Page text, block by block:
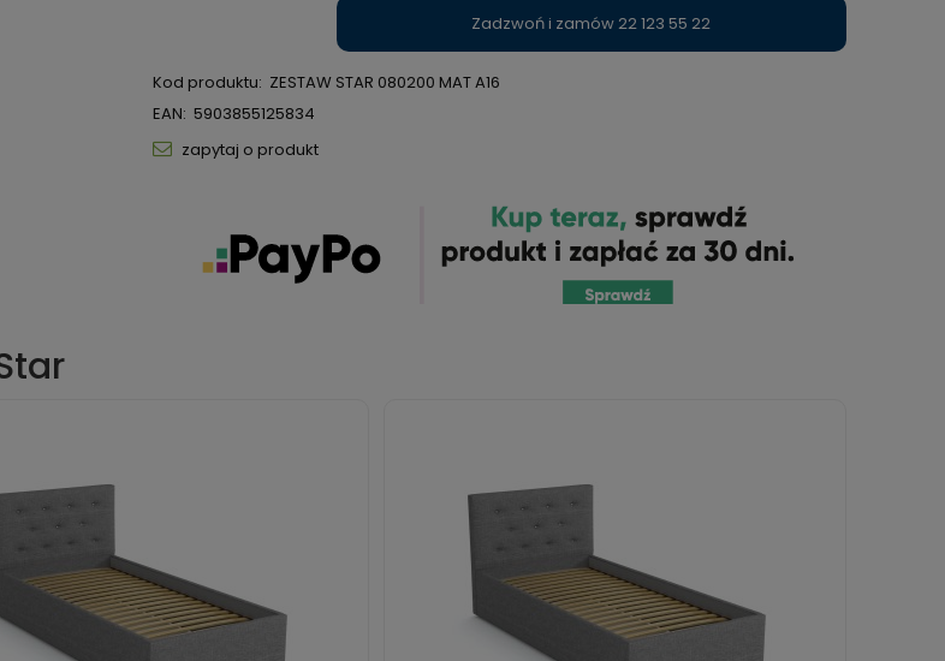
Zadzwoń i zamów 22 123 55 22
Kod produktu: ZESTAW STAR 080200 MAT A16
EAN: 5903855125834
zapytaj o produkt